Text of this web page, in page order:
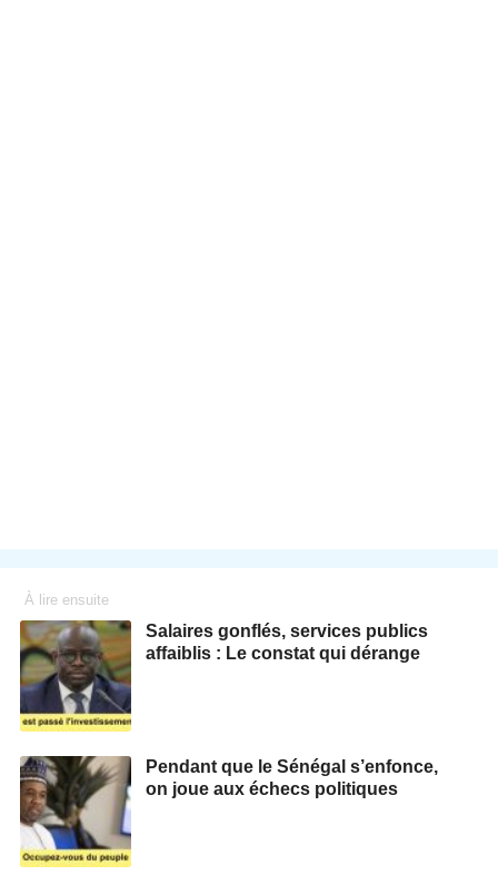
À lire ensuite
Salaires gonflés, services publics
affaiblis : Le constat qui dérange
Pendant que le Sénégal s’enfonce,
on joue aux échecs politiques